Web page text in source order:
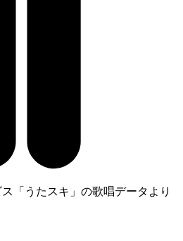
「うたスキ」の歌唱データより